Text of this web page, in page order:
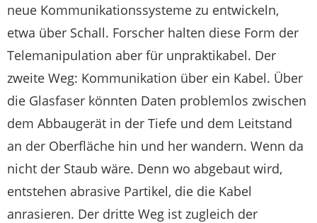
neue Kommunikationssysteme zu entwickeln,
etwa über Schall. Forscher halten diese Form der
Telemanipulation aber für unpraktikabel. Der
zweite Weg: Kommunikation über ein Kabel. Über
die Glasfaser könnten Daten problemlos zwischen
dem Abbaugerät in der Tiefe und dem Leitstand
an der Oberfläche hin und her wandern. Wenn da
nicht der Staub wäre. Denn wo abgebaut wird,
entstehen abrasive Partikel, die die Kabel
anrasieren. Der dritte Weg ist zugleich der